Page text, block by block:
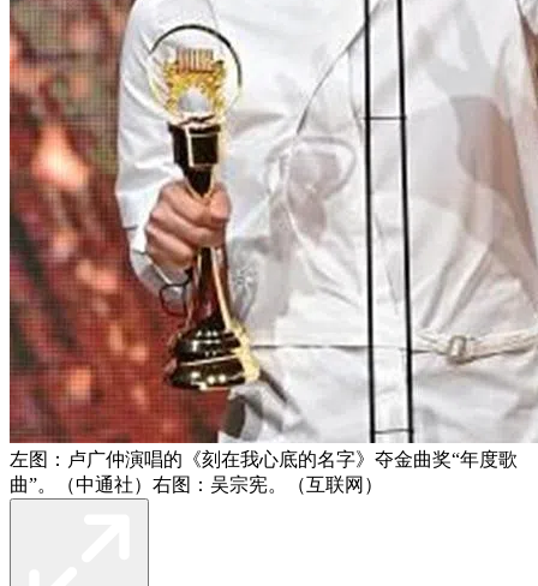
左图：卢广仲演唱的《刻在我心底的名字》夺金曲奖“年度歌
曲”。（中通社）右图：吴宗宪。（互联网）